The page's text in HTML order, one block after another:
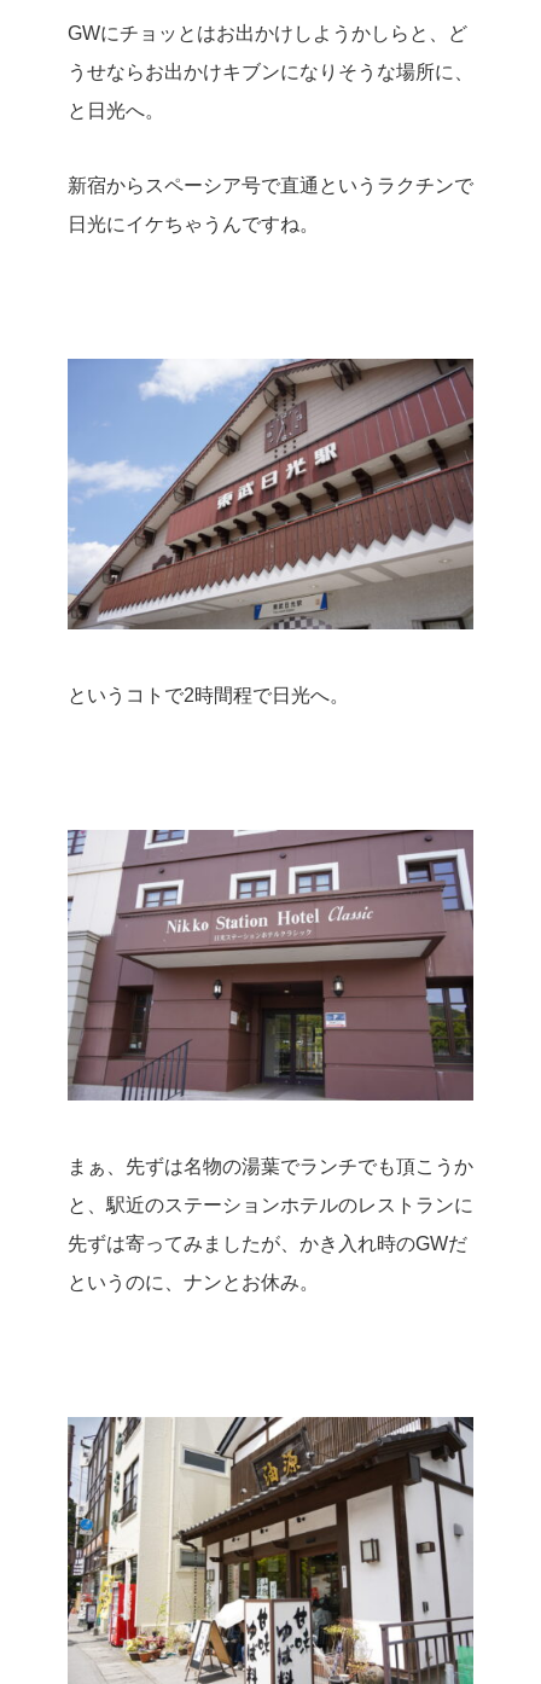
GWにチョッとはお出かけしようかしらと、ど
うせならお出かけキブンになりそうな場所に、
と日光へ。
新宿からスペーシア号で直通というラクチンで
日光にイケちゃうんですね。
というコトで2時間程で日光へ。
まぁ、先ずは名物の湯葉でランチでも頂こうか
と、駅近のステーションホテルのレストランに
先ずは寄ってみましたが、かき入れ時のGWだ
というのに、ナンとお休み。